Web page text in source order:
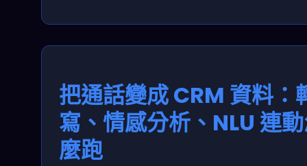
把通話變成 CRM 資料：
寫、情感分析、NLU 連
麼跑